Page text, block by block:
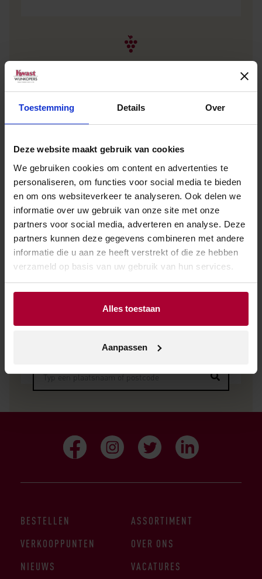
Toestemming Details Over
Deze website maakt gebruik van cookies
We gebruiken cookies om content en advertenties te
personaliseren, om functies voor social media te bieden
en om ons websiteverkeer te analyseren. Ook delen we
informatie over uw gebruik van onze site met onze
partners voor social media, adverteren en analyse. Deze
partners kunnen deze gegevens combineren met andere
informatie die u aan ze heeft verstrekt of die ze hebben
verzameld op basis van uw gebruik van hun services.
Alles toestaan
Aanpassen
Meer weten over deze
wijn?
Verkooppunt zoeken
Geen zakelijke klant? Vul dan uw plaatsnaam of
BESTELLEN
ASSORTIMENT
VERKOOPPUNTEN
OVER ONS
NIEUWS
VACATURES